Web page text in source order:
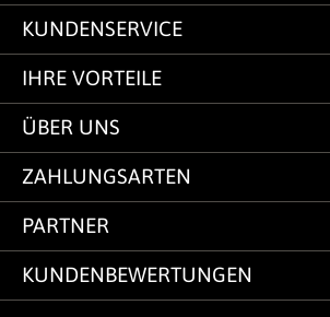
KUNDENSERVICE
IHRE VORTEILE
ÜBER UNS
ZAHLUNGSARTEN
PARTNER
KUNDENBEWERTUNGEN